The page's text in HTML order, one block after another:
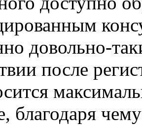
довольно-
после
благодаря